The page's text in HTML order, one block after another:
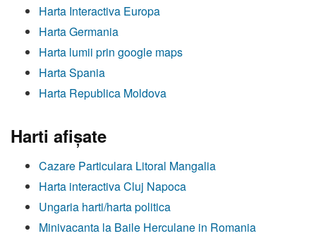
Harta Interactiva Europa
Harta Germania
Harta lumii prin google maps
Harta Spania
Harta Republica Moldova
Harti afişate
Cazare Particulara Litoral Mangalia
Harta interactiva Cluj Napoca
Ungaria harti/harta politica
Minivacanta la Baile Herculane in Romania